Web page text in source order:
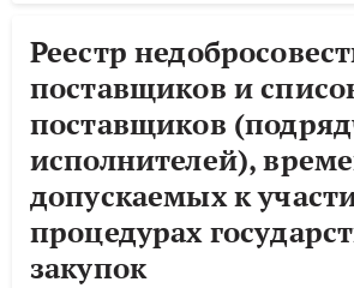
Реестр
поставщиков и
поставщиков
исполнителей),
допускаемых к
процедурах
закупок